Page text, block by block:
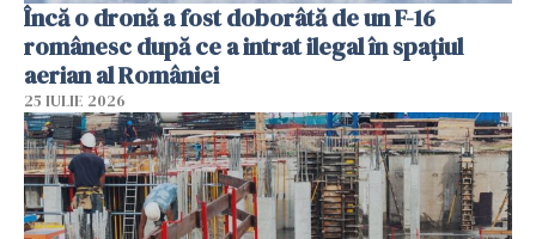
Încă o dronă a fost doborâtă de un F-16
românesc după ce a intrat ilegal în spațiul
aerian al României
25 IULIE 2026